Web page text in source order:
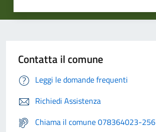
Contatta il comune
Leggi le domande frequenti
Richiedi Assistenza
Chiama il comune 078364023-256